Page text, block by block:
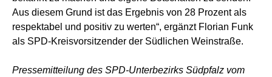
Aus diesem Grund ist das Ergebnis von 28 Prozent als
respektabel und positiv zu werten“, ergänzt Florian Funk
als SPD-Kreisvorsitzender der Südlichen Weinstraße.
Pressemitteilung des SPD-Unterbezirks Südpfalz vom